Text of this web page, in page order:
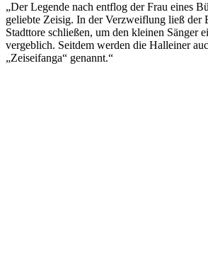
„Der Legende nach entflog der Frau eines
geliebte Zeisig. In der Verzweiflung ließ der
Stadttore schließen, um den kleinen Sänger
vergeblich. Seitdem werden die Halleiner
„Zeiseifanga“ genannt.“